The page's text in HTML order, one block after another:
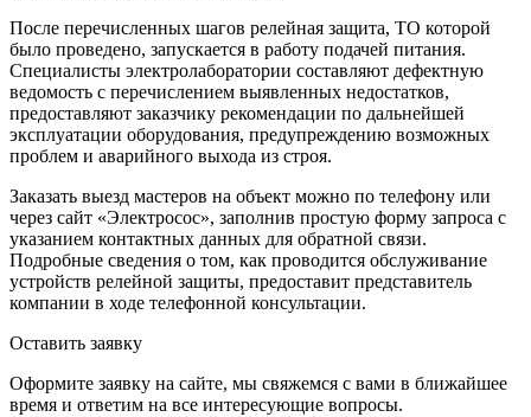
После перечисленных шагов релейная защита, ТО которой
было проведено, запускается в работу подачей питания.
Специалисты электролаборатории составляют дефектную
ведомость с перечислением выявленных недостатков,
предоставляют заказчику рекомендации по дальнейшей
эксплуатации оборудования, предупреждению возможных
проблем и аварийного выхода из строя.
Заказать выезд мастеров на объект можно по телефону или
через сайт «Электросос», заполнив простую форму запроса с
указанием контактных данных для обратной связи.
Подробные сведения о том, как проводится обслуживание
устройств релейной защиты, предоставит представитель
компании в ходе телефонной консультации.
Оставить заявку
Оформите заявку на сайте, мы свяжемся с вами в ближайшее
время и ответим на все интересующие вопросы.